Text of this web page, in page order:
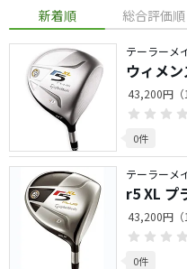
新着順 総合評価順
テーラーメ
ウィメ
43,200円（
0件
テーラーメ
r5 XL プ
43,200円（
0件